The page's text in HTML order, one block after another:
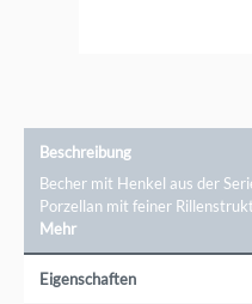
Beschreibung
Becher mit Henkel aus der
Porzellan mit feiner
Mehr
Eigenschaften